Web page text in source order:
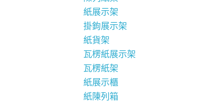
紙展示架
掛鉤展示架
紙貨架
瓦楞紙展示架
瓦楞紙架
紙展示櫃
紙陳列箱